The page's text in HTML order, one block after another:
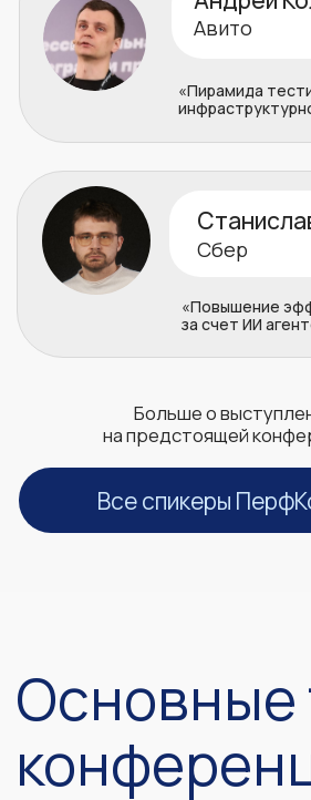
08
Тренды индустрии
Практики SRE, мониторинга и обеспечение
надежности систем
05
Управление командой и лидирование
04
Практики DevOps и CI\CD
Оптимизация производительности и
тюнинг